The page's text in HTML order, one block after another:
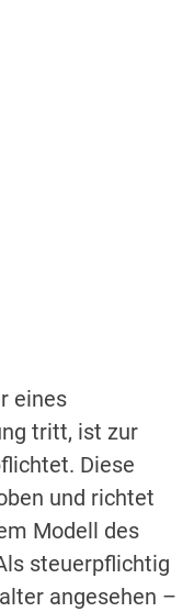
eines
tritt, ist zur
Diese
und richtet
Modell des
steuerpflichtig
angesehen –